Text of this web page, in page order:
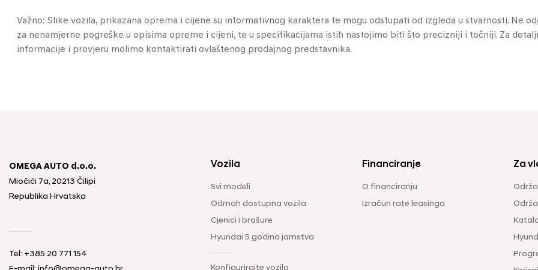
Važno: Slike vozila, prikazana oprema i cijene su informativnog karaktera te mogu odstupati od izgleda u stvarnosti. Ne
za nenamjerne pogreške u opisima opreme i cijeni, te u specifikacijama istih nastojimo biti što precizniji i točniji. Za
informacije i provjeru molimo kontaktirati ovlaštenog prodajnog predstavnika.
OMEGA AUTO d.o.o.
Miočići 7a, 20213 Čilipi
Republika Hrvatska
Tel: +385 20 771 154
Vozila
Svi modeli
Odmah dostupna vozila
Cjenici i brošure
Hyundai 5 godina jamstva
Konfigurirajte vozilo
Financiranje
O financiranju
Izračun rate leasinga
Za